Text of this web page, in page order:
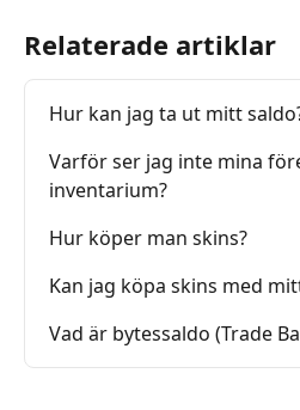
Relaterade artiklar
Hur kan jag ta ut mitt
Varför ser jag inte mina
inventarium?
Hur köper man skins?
Kan jag köpa skins med
Vad är bytessaldo (Trade